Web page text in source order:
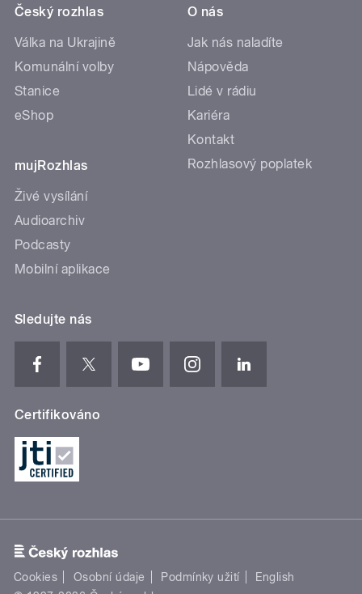
Český rozhlas
Válka na Ukrajině
Komunální volby
Stanice
eShop
mujRozhlas
Živé vysílání
Audioarchiv
Podcasty
Mobilní aplikace
O nás
Jak nás naladíte
Nápověda
Lidé v rádiu
Kariéra
Kontakt
Rozhlasový poplatek
Sledujte nás
Certifikováno
Cookies Osobní údaje Podmínky užití
English